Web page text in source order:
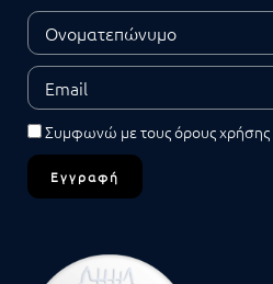
Συμφωνώ με τουςόρους χρήσης
Εγγραφή